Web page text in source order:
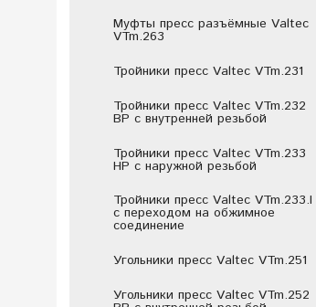
Муфты пресс разъёмные Valtec
VTm.263
Тройники пресс Valtec VTm.231
Тройники пресс Valtec VTm.232
ВР с внутренней резьбой
Тройники пресс Valtec VTm.233
НР с наружной резьбой
Тройники пресс Valtec VTm.233.I
с переходом на обжимное
соединение
Угольники пресс Valtec VTm.251
Угольники пресс Valtec VTm.252